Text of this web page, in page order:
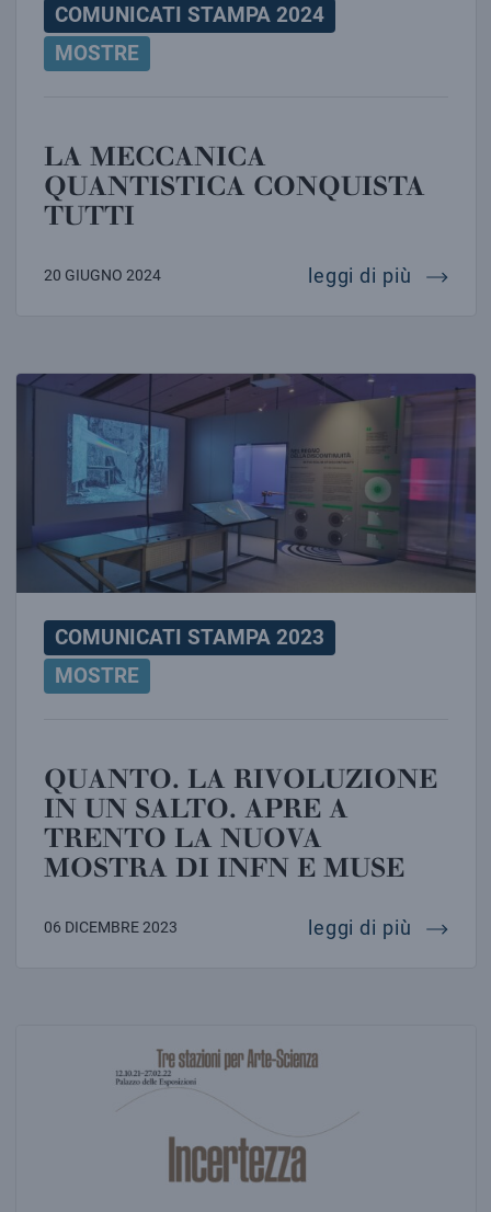
COMUNICATI STAMPA 2024
MOSTRE
LA MECCANICA
QUANTISTICA CONQUISTA
TUTTI
20 GIUGNO 2024 leggi di più la
QUANTO. LA RIVOLUZIONE IN UN SALTO. APRE A
COMUNICATI STAMPA 2023
MOSTRE
QUANTO. LA RIVOLUZIONE
IN UN SALTO. APRE A
TRENTO LA NUOVA
MOSTRA DI INFN E MUSE
06 DICEMBRE 2023 leggi di più